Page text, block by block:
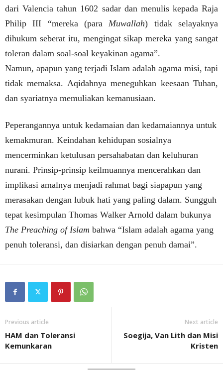
dari Valencia tahun 1602 sadar dan menulis kepada Raja
Philip III “mereka (paraMuwallah) tidak selayaknya
dihukum seberat itu, mengingat sikap mereka yang sangat
toleran dalam soal-soal keyakinan agama”.
Namun, apapun yang terjadi Islam adalah agama misi, tapi
tidak memaksa. Aqidahnya meneguhkan keesaan Tuhan,
dan syariatnya memuliakan kemanusiaan.
Peperangannya untuk kedamaian dan kedamaiannya untuk
kemakmuran. Keindahan kehidupan sosialnya
mencerminkan ketulusan persahabatan dan keluhuran
nurani. Prinsip-prinsip keilmuannya mencerahkan dan
implikasi amalnya menjadi rahmat bagi siapapun yang
merasakan dengan lubuk hati yang paling dalam. Sungguh
tepat kesimpulan Thomas Walker Arnold dalam bukunya
The Preaching of Islam bahwa “Islam adalah agama yang
penuh toleransi, dan disiarkan dengan penuh damai”.
Previous article
HAM dan Toleransi
Kemunkaran
Next article
Soegija, Van Lith dan Misi
Kristen